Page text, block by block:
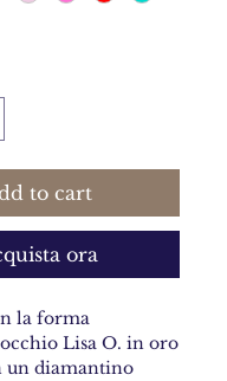
to cart
ora
la forma
Lisa O. in oro
un diamantino